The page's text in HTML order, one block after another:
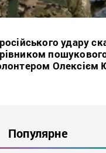
удару
Олексієм
Популярне